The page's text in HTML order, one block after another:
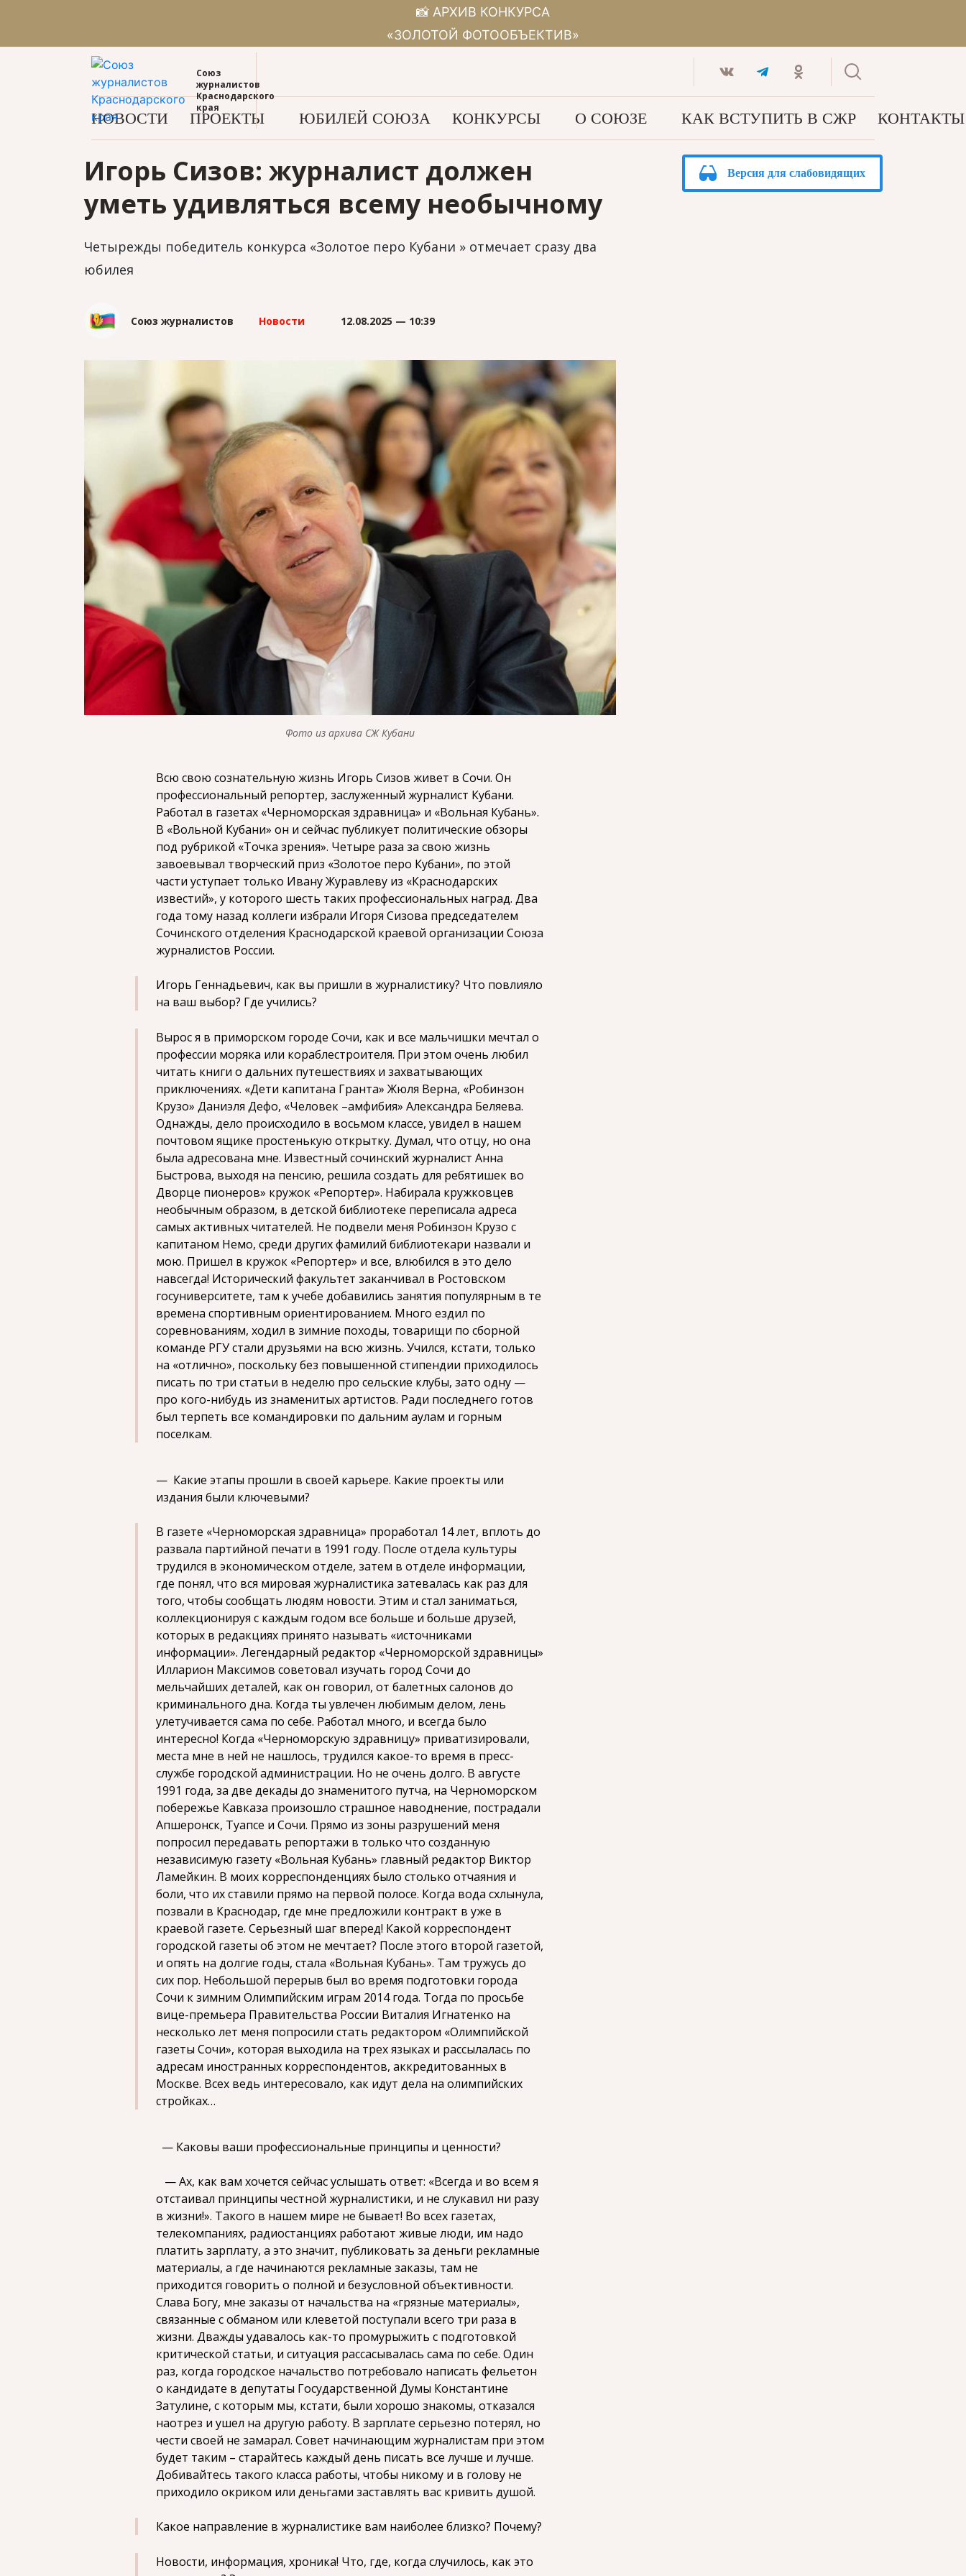
📸 АРХИВ КОНКУРСА
«ЗОЛОТОЙ ФОТООБЪЕКТИВ»
Союз
журналистов
Краснодарского
края
НОВОСТИ ПРОЕКТЫ ЮБИЛЕЙ СОЮЗА КОНКУРСЫ О СОЮЗЕ КАК ВСТУПИТЬ В СЖР КОНТАКТЫ
Игорь Сизов: журналист должен
уметь удивляться всему необычному
Четырежды победитель конкурса «Золотое перо Кубани » отмечает сразу два
юбилея
Союз журналистов Новости 12.08.2025 — 10:39
Фото из архива СЖ Кубани
Всю свою сознательную жизнь Игорь Сизов живет в Сочи. Он
профессиональный репортер, заслуженный журналист Кубани.
Работал в газетах «Черноморская здравница» и «Вольная Кубань».
В «Вольной Кубани» он и сейчас публикует политические обзоры
под рубрикой «Точка зрения». Четыре раза за свою жизнь
завоевывал творческий приз «Золотое перо Кубани», по этой
части уступает только Ивану Журавлеву из «Краснодарских
известий», у которого шесть таких профессиональных наград. Два
года тому назад коллеги избрали Игоря Сизова председателем
Сочинского отделения Краснодарской краевой организации Союза
журналистов России.
Игорь Геннадьевич, как вы пришли в журналистику? Что повлияло
на ваш выбор? Где учились?
Вырос я в приморском городе Сочи, как и все мальчишки мечтал о
профессии моряка или кораблестроителя. При этом очень любил
читать книги о дальних путешествиях и захватывающих
приключениях. «Дети капитана Гранта» Жюля Верна, «Робинзон
Крузо» Даниэля Дефо, «Человек –амфибия» Александра Беляева.
Однажды, дело происходило в восьмом классе, увидел в нашем
почтовом ящике простенькую открытку. Думал, что отцу, но она
была адресована мне. Известный сочинский журналист Анна
Быстрова, выходя на пенсию, решила создать для ребятишек во
Дворце пионеров» кружок «Репортер». Набирала кружковцев
необычным образом, в детской библиотеке переписала адреса
самых активных читателей. Не подвели меня Робинзон Крузо с
капитаном Немо, среди других фамилий библиотекари назвали и
мою. Пришел в кружок «Репортер» и все, влюбился в это дело
навсегда! Исторический факультет заканчивал в Ростовском
госуниверситете, там к учебе добавились занятия популярным в те
времена спортивным ориентированием. Много ездил по
соревнованиям, ходил в зимние походы, товарищи по сборной
команде РГУ стали друзьями на всю жизнь. Учился, кстати, только
на «отлично», поскольку без повышенной стипендии приходилось
писать по три статьи в неделю про сельские клубы, зато одну —
про кого-нибудь из знаменитых артистов. Ради последнего готов
был терпеть все командировки по дальним аулам и горным
поселкам.
— Какие этапы прошли в своей карьере. Какие проекты или
издания были ключевыми?
В газете «Черноморская здравница» проработал 14 лет, вплоть до
развала партийной печати в 1991 году. После отдела культуры
трудился в экономическом отделе, затем в отделе информации,
где понял, что вся мировая журналистика затевалась как раз для
того, чтобы сообщать людям новости. Этим и стал заниматься,
коллекционируя с каждым годом все больше и больше друзей,
которых в редакциях принято называть «источниками
информации». Легендарный редактор «Черноморской здравницы»
Илларион Максимов советовал изучать город Сочи до
мельчайших деталей, как он говорил, от балетных салонов до
криминального дна. Когда ты увлечен любимым делом, лень
улетучивается сама по себе. Работал много, и всегда было
интересно! Когда «Черноморскую здравницу» приватизировали,
места мне в ней не нашлось, трудился какое-то время в пресс-
службе городской администрации. Но не очень долго. В августе
1991 года, за две декады до знаменитого путча, на Черноморском
побережье Кавказа произошло страшное наводнение, пострадали
Апшеронск, Туапсе и Сочи. Прямо из зоны разрушений меня
попросил передавать репортажи в только что созданную
независимую газету «Вольная Кубань» главный редактор Виктор
Ламейкин. В моих корреспонденциях было столько отчаяния и
боли, что их ставили прямо на первой полосе. Когда вода схлынула,
позвали в Краснодар, где мне предложили контракт в уже в
краевой газете. Серьезный шаг вперед! Какой корреспондент
городской газеты об этом не мечтает? После этого второй газетой,
и опять на долгие годы, стала «Вольная Кубань». Там тружусь до
сих пор. Небольшой перерыв был во время подготовки города
Сочи к зимним Олимпийским играм 2014 года. Тогда по просьбе
вице-премьера Правительства России Виталия Игнатенко на
несколько лет меня попросили стать редактором «Олимпийской
газеты Сочи», которая выходила на трех языках и рассылалась по
адресам иностранных корреспондентов, аккредитованных в
Москве. Всех ведь интересовало, как идут дела на олимпийских
стройках…
— Каковы ваши профессиональные принципы и ценности?
— Ах, как вам хочется сейчас услышать ответ: «Всегда и во всем я
отстаивал принципы честной журналистики, и не слукавил ни разу
в жизни!». Такого в нашем мире не бывает! Во всех газетах,
телекомпаниях, радиостанциях работают живые люди, им надо
платить зарплату, а это значит, публиковать за деньги рекламные
материалы, а где начинаются рекламные заказы, там не
приходится говорить о полной и безусловной объективности.
Слава Богу, мне заказы от начальства на «грязные материалы»,
связанные с обманом или клеветой поступали всего три раза в
жизни. Дважды удавалось как-то промурыжить с подготовкой
критической статьи, и ситуация рассасывалась сама по себе. Один
раз, когда городское начальство потребовало написать фельетон
о кандидате в депутаты Государственной Думы Константине
Затулине, с которым мы, кстати, были хорошо знакомы, отказался
наотрез и ушел на другую работу. В зарплате серьезно потерял, но
чести своей не замарал. Совет начинающим журналистам при этом
будет таким – старайтесь каждый день писать все лучше и лучше.
Добивайтесь такого класса работы, чтобы никому и в голову не
приходило окриком или деньгами заставлять вас кривить душой.
Какое направление в журналистике вам наиболее близко? Почему?
Новости, информация, хроника! Что, где, когда случилось, как это
Версия для слабовидящих